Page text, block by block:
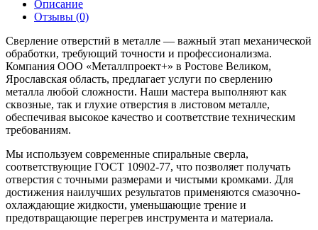
Описание
Отзывы (0)
Сверление отверстий в металле — важный этап механической
обработки, требующий точности и профессионализма.
Компания ООО «Металлпроект+» в Ростове Великом,
Ярославская область, предлагает услуги по сверлению
металла любой сложности. Наши мастера выполняют как
сквозные, так и глухие отверстия в листовом металле,
обеспечивая высокое качество и соответствие техническим
требованиям.
Мы используем современные спиральные сверла,
соответствующие ГОСТ 10902-77, что позволяет получать
отверстия с точными размерами и чистыми кромками. Для
достижения наилучших результатов применяются смазочно-
охлаждающие жидкости, уменьшающие трение и
предотвращающие перегрев инструмента и материала.